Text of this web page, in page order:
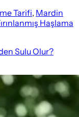
Tarifi, Mardin
Haşlama
Sulu Olur?